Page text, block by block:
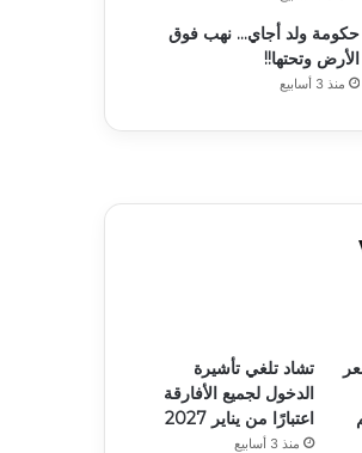
حكومة ولد أجاي… نهب فوق
الأرض وتحتها!!
منذ 3 أسابيع
تشاد تلغي تأشيرة
الدخول لجميع الأفارقة
اعتبارًا من يناير 2027
منذ 3 أسابيع